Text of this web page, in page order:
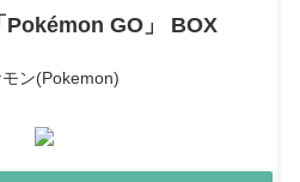
Pokémon GO」 BOX
ン(Pokemon)